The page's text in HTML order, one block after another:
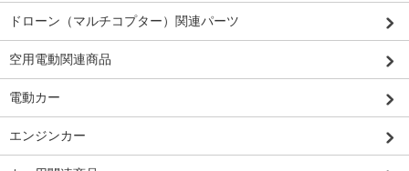
ドローン（マルチコプター）関連パーツ
空用電動関連商品
電動カー
エンジンカー